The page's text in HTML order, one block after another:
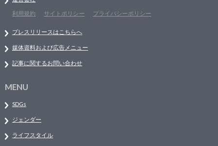
利用規約
サイトポリシー プライバシーポリシー
プレスリリースはこちらへ
媒体資料および広告メニュー
記事に関するお問い合わせ
MENU
SDGs
ジェンダー
ライフスタイル